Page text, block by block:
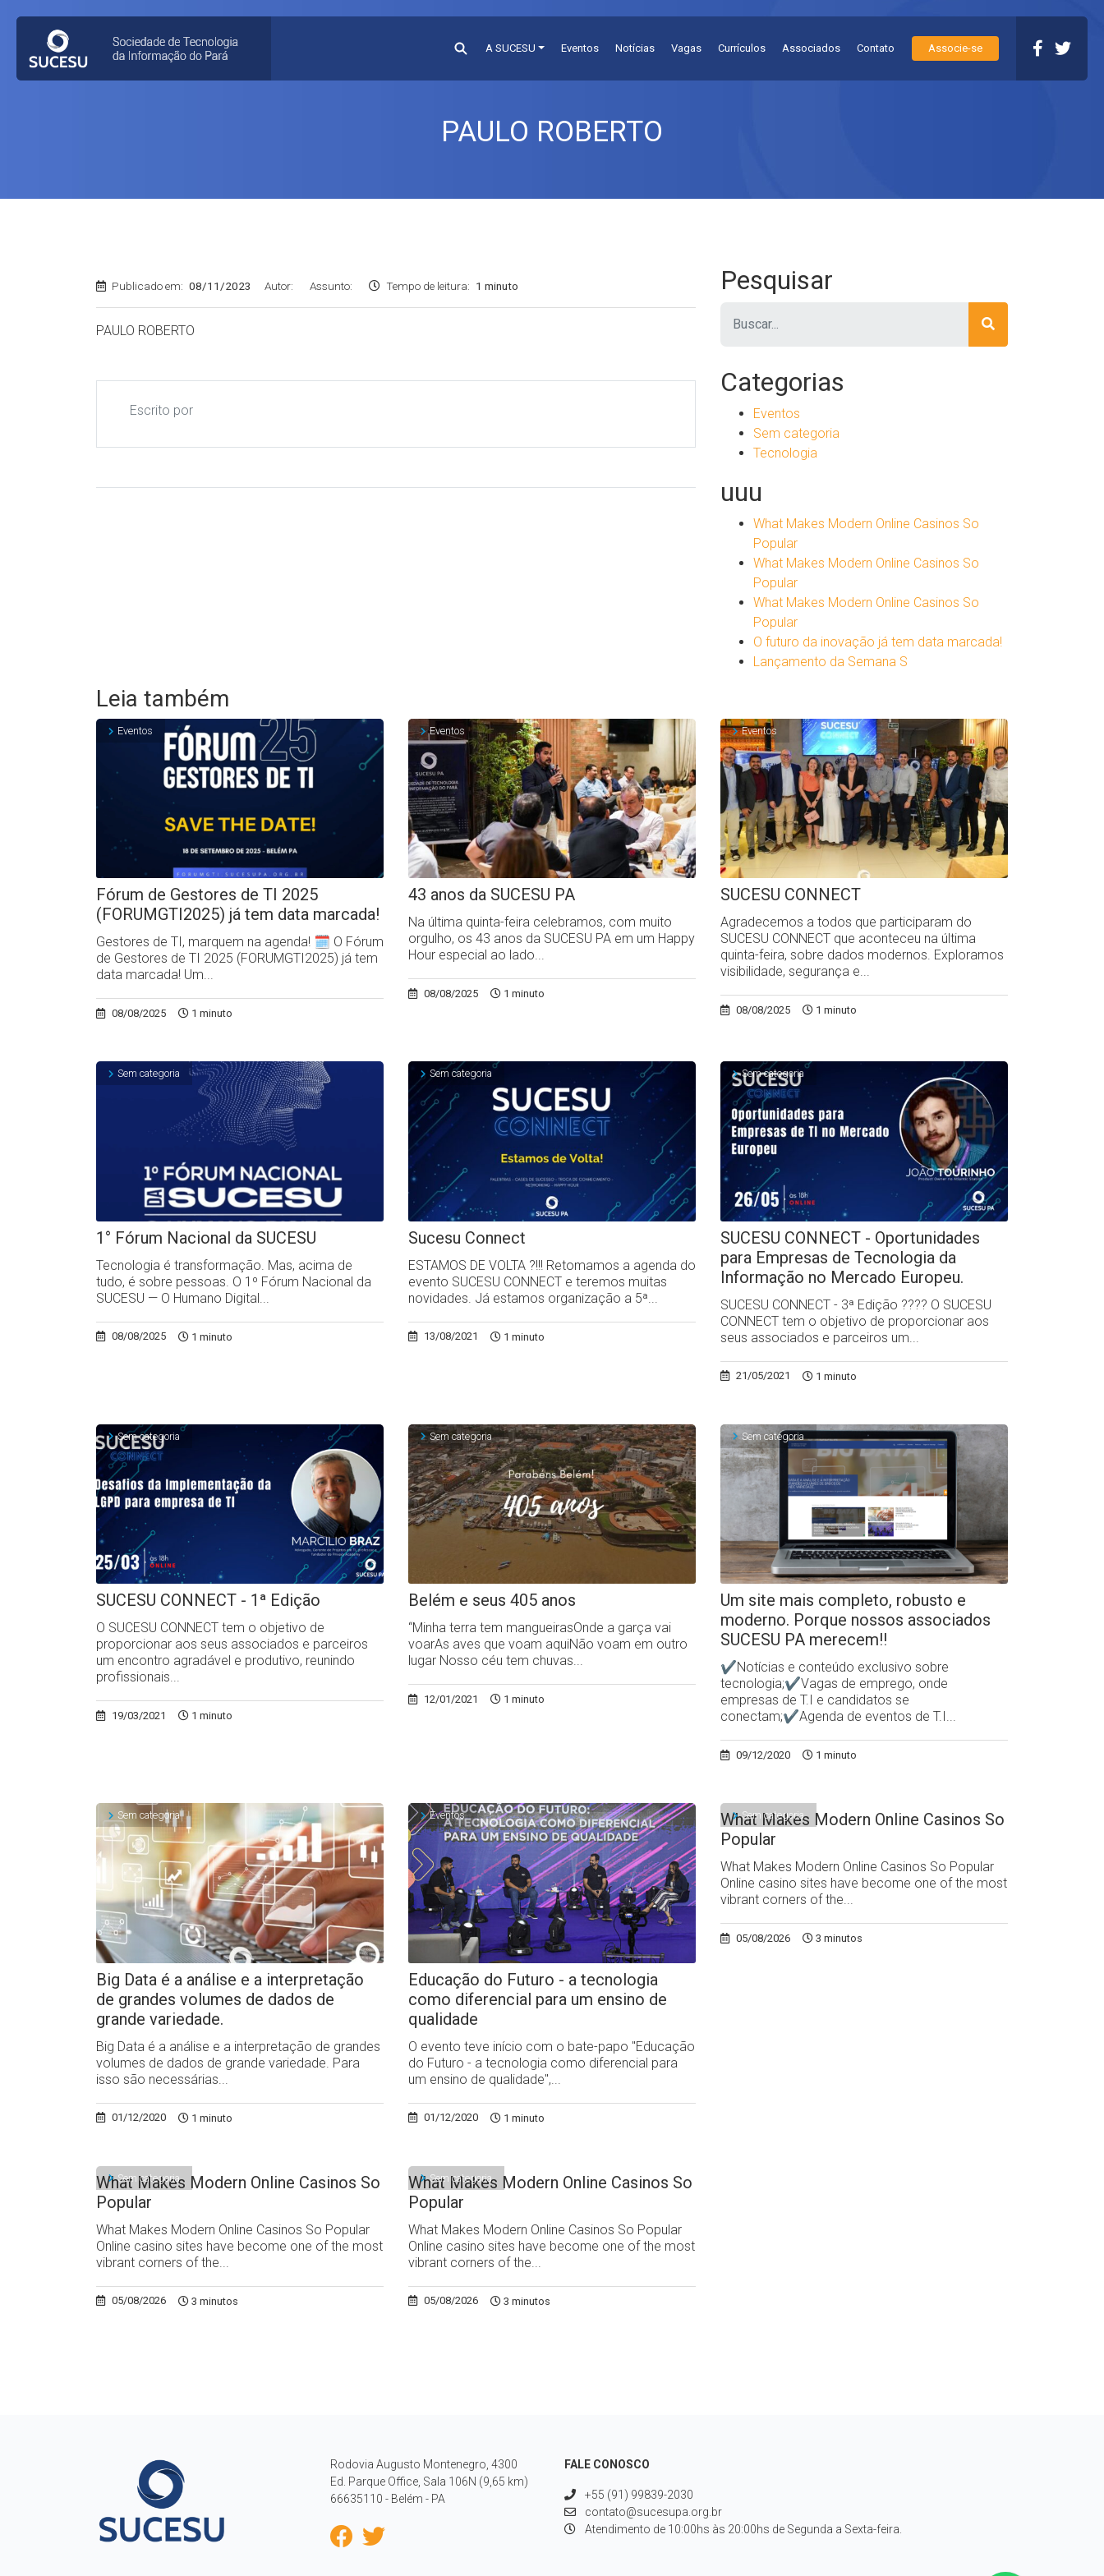
A SUCESU Eventos Notícias Vagas Currículos Associados Contato Associe-se
PAULO ROBERTO
Publicado em: 08/11/2023 Autor: Assunto: Tempo de leitura: 1 minuto
PAULO ROBERTO
Escrito por
Pesquisar
Categorias
Eventos
Sem categoria
Tecnologia
uuu
What Makes Modern Online Casinos So
Popular
What Makes Modern Online Casinos So
Popular
What Makes Modern Online Casinos So
Popular
O futuro da inovação já tem data marcada!
Lançamento da Semana S
Leia também
Eventos
Fórum de Gestores de TI 2025
(FORUMGTI2025) já tem data marcada!
Gestores de TI, marquem na agenda! 🗓️ O Fórum
de Gestores de TI 2025 (FORUMGTI2025) já tem
data marcada! Um...
08/08/2025 1 minuto
Eventos
43 anos da SUCESU PA
Na última quinta-feira celebramos, com muito
orgulho, os 43 anos da SUCESU PA em um Happy
Hour especial ao lado...
08/08/2025 1 minuto
Eventos
SUCESU CONNECT
Agradecemos a todos que participaram do
SUCESU CONNECT que aconteceu na última
quinta-feira, sobre dados modernos. Exploramos
visibilidade, segurança e...
08/08/2025 1 minuto
Sem categoria
1° Fórum Nacional da SUCESU
Tecnologia é transformação. Mas, acima de
tudo, é sobre pessoas. O 1º Fórum Nacional da
SUCESU — O Humano Digital...
08/08/2025 1 minuto
Sem categoria
Sucesu Connect
ESTAMOS DE VOLTA ?!!! Retomamos a agenda do
evento SUCESU CONNECT e teremos muitas
novidades. Já estamos organização a 5ª...
13/08/2021 1 minuto
Sem categoria
SUCESU CONNECT - Oportunidades
para Empresas de Tecnologia da
Informação no Mercado Europeu.
SUCESU CONNECT - 3ª Edição ?‍??‍? O SUCESU
CONNECT tem o objetivo de proporcionar aos
seus associados e parceiros um...
21/05/2021 1 minuto
Sem categoria
SUCESU CONNECT - 1ª Edição
O SUCESU CONNECT tem o objetivo de
proporcionar aos seus associados e parceiros
um encontro agradável e produtivo, reunindo
profissionais...
19/03/2021 1 minuto
Sem categoria
Belém e seus 405 anos
“Minha terra tem mangueirasOnde a garça vai
voarAs aves que voam aquiNão voam em outro
lugar Nosso céu tem chuvas...
12/01/2021 1 minuto
Sem categoria
Um site mais completo, robusto e
moderno. Porque nossos associados
SUCESU PA merecem!!
✔Notícias e conteúdo exclusivo sobre
tecnologia;✔Vagas de emprego, onde
empresas de T.I e candidatos se
conectam;✔Agenda de eventos de T.I...
09/12/2020 1 minuto
Sem categoria
Big Data é a análise e a interpretação
de grandes volumes de dados de
grande variedade.
Big Data é a análise e a interpretação de grandes
volumes de dados de grande variedade. Para
isso são necessárias...
01/12/2020 1 minuto
Eventos
Educação do Futuro - a tecnologia
como diferencial para um ensino de
qualidade
O evento teve início com o bate-papo "Educação
do Futuro - a tecnologia como diferencial para
um ensino de qualidade",...
01/12/2020 1 minuto
Sem categoria
What Makes Modern Online Casinos So
Popular
What Makes Modern Online Casinos So Popular
Online casino sites have become one of the most
vibrant corners of the...
05/08/2026 3 minutos
Sem categoria
What Makes Modern Online Casinos So
Popular
What Makes Modern Online Casinos So Popular
Online casino sites have become one of the most
vibrant corners of the...
05/08/2026 3 minutos
Sem categoria
What Makes Modern Online Casinos So
Popular
What Makes Modern Online Casinos So Popular
Online casino sites have become one of the most
vibrant corners of the...
05/08/2026 3 minutos
Rodovia Augusto Montenegro, 4300
Ed. Parque Office, Sala 106N (9,65 km)
66635110 - Belém - PA
FALE CONOSCO
+55 (91) 99839-2030
contato@sucesupa.org.br
Atendimento de 10:00hs às 20:00hs de Segunda a Sexta-feira.